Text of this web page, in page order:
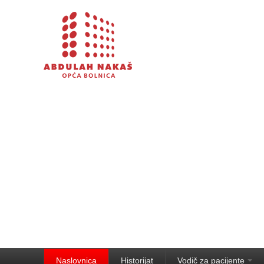
Naslovnica Historijat Vodič za pacijente